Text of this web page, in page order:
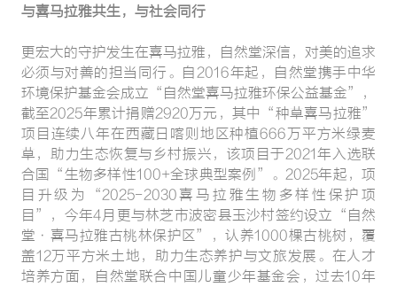
与喜马拉雅共生，与社会同行
更宏大的守护发生在喜马拉雅，自然堂深信，对美的追求
必须与对善的担当同行。自2016年起，自然堂携手中华
环境保护基金会成立“自然堂喜马拉雅环保公益基金”，
截至2025年累计捐赠2920万元，其中“种草喜马拉雅”
项目连续八年在西藏日喀则地区种植666万平方米绿麦
草，助力生态恢复与乡村振兴，该项目于2021年入选联
合国“生物多样性100+全球典型案例”。2025年起，项
目升级为“2025-2030喜马拉雅生物多样性保护项
目”，今年4月更与林芝市波密县玉沙村签约设立“自然
堂·喜马拉雅古桃林保护区”，认养1000棵古桃树，覆
盖12万平方米土地，助力生态养护与文旅发展。在人才
培养方面，自然堂联合中国儿童少年基金会，过去10年